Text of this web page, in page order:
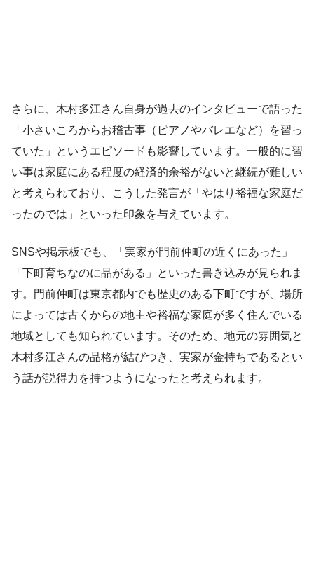
さらに、木村多江さん自身が過去のインタビューで語った
「小さいころからお稽古事（ピアノやバレエなど）を習っ
ていた」というエピソードも影響しています。一般的に習
い事は家庭にある程度の経済的余裕がないと継続が難しい
と考えられており、こうした発言が「やはり裕福な家庭だ
ったのでは」といった印象を与えています。
SNSや掲示板でも、「実家が門前仲町の近くにあった」
「下町育ちなのに品がある」といった書き込みが見られま
す。門前仲町は東京都内でも歴史のある下町ですが、場所
によっては古くからの地主や裕福な家庭が多く住んでいる
地域としても知られています。そのため、地元の雰囲気と
木村多江さんの品格が結びつき、実家が金持ちであるとい
う話が説得力を持つようになったと考えられます。